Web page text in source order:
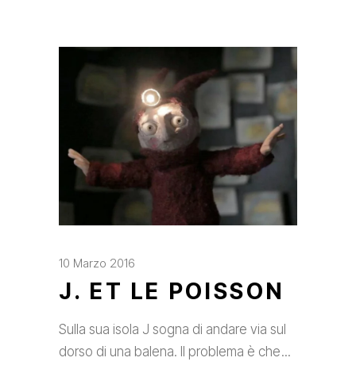
10 Marzo 2016
J. ET LE POISSON
Sulla sua isola J sogna di andare via sul
dorso di una balena. Il problema è che